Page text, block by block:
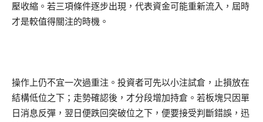
壓收縮。若三項條件逐步出現，代表資金可能重新流入，屆時
才是較值得關注的時機。
操作上仍不宜一次過重注。投資者可先以小注試倉，止損放在
結構低位之下；走勢確認後，才分段增加持倉。若板塊只因單
日消息反彈，翌日便跌回突破位之下，便要接受判斷錯誤，迅